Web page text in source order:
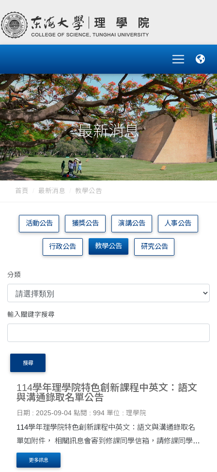
最新消息
首頁 最新消息 教學公告
活動公告 獲獎公告 演講公告 人事公告
行政公告 教學公告 研究公告
分類
輸入關鍵字搜尋
搜尋
114學年理學院特色創新課程中英文：語文
與溝通錄取名單公告
日期 : 2025-09-04 點閱 : 994 單位 : 理學院
114學年理學院特色創新課程中英文：語文與溝通錄取名
單如附件， 相關訊息會寄到修課同學信箱，請修課同學留
意電子信箱訊息。
更多訊息